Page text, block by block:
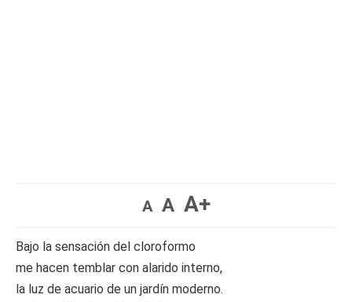
A A A+
Bajo la sensación del cloroformo
me hacen temblar con alarido interno,
la luz de acuario de un jardín moderno.